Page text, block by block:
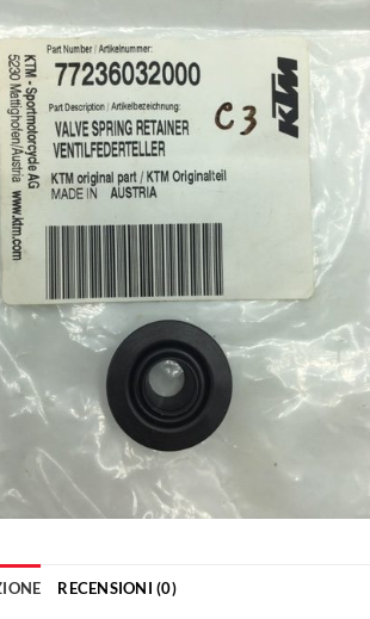
Aggiungi
alla lista
dei
desideri
RECENSIONI (0)